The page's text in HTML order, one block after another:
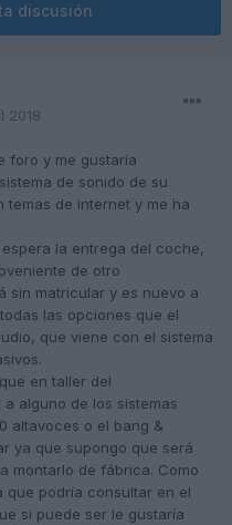
discusión
2018
foro y me gustaría
de sonido de su
temas de internet y me ha
la entrega del coche,
de otro
sin matricular y es nuevo a
las opciones que el
que viene con el sistema
en taller del
alguno de los sistemas
altavoces o el bang &
ya que supongo que será
montarlo de fábrica. Como
que podría consultar en el
si puede ser le gustaría